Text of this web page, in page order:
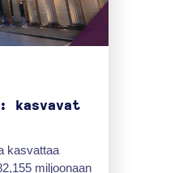
kasvavat
kasvattaa
miljoonaan